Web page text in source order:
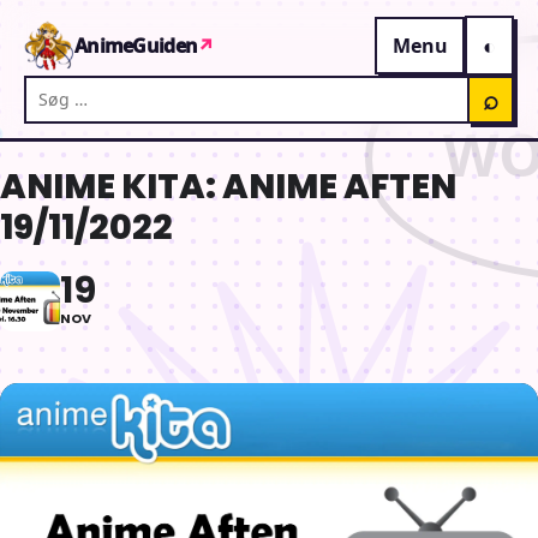
AnimeGuiden↗
Menu
Søg på AnimeGuiden
⌕
ANIME KITA: ANIME AFTEN
19/11/2022
19
NOV